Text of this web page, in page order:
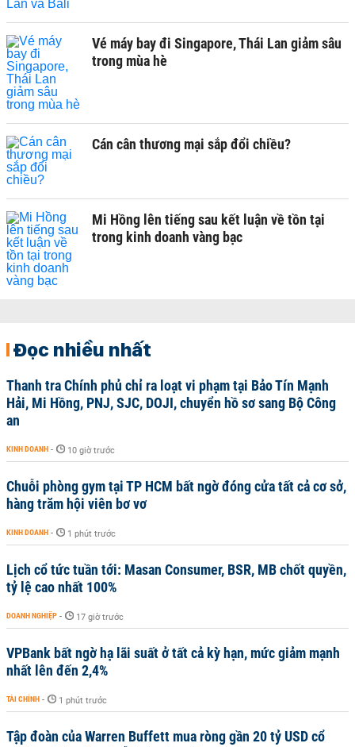
Vé máy bay đi Singapore, Thái Lan giảm sâu
trong mùa hè
Cán cân thương mại sắp đổi chiều?
Mi Hồng lên tiếng sau kết luận về tồn tại
trong kinh doanh vàng bạc
Đọc nhiều nhất
Thanh tra Chính phủ chỉ ra loạt vi phạm tại Bảo Tín Mạnh
Hải, Mi Hồng, PNJ, SJC, DOJI, chuyển hồ sơ sang Bộ Công
an
KINH DOANH - 10 giờ trước
Chuỗi phòng gym tại TP HCM bất ngờ đóng cửa tất cả cơ sở,
hàng trăm hội viên bơ vơ
KINH DOANH - 1 phút trước
Lịch cổ tức tuần tới: Masan Consumer, BSR, MB chốt quyền,
tỷ lệ cao nhất 100%
DOANH NGHIỆP - 17 giờ trước
VPBank bất ngờ hạ lãi suất ở tất cả kỳ hạn, mức giảm mạnh
nhất lên đến 2,4%
TÀI CHÍNH - 1 phút trước
Tập đoàn của Warren Buffett mua ròng gần 20 tỷ USD cổ